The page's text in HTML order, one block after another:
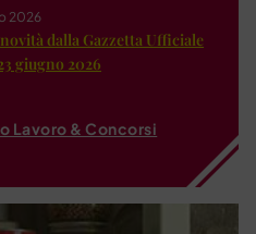
2026
dalla Gazzetta Ufficiale
giugno 2026
Lavoro & Concorsi